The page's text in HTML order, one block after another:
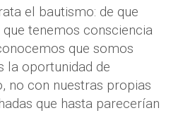
el bautismo: de que
tenemos consciencia
que somos
la oportunidad de
no con nuestras propias
que hasta parecerían